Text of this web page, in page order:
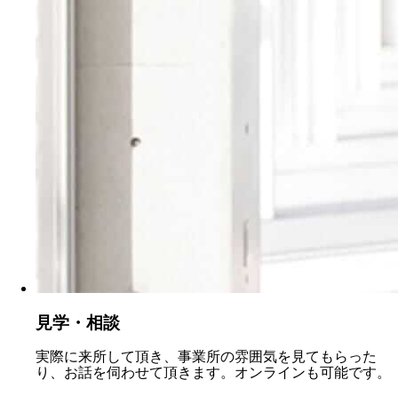
見学・相談
実際に来所して頂き、事業所の雰囲気を見てもらった
り、お話を伺わせて頂きます。オンラインも可能です。